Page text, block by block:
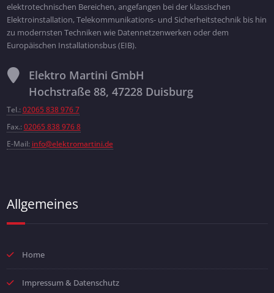
elektrotechnischen Bereichen, angefangen bei der klassischen
Elektroinstallation, Telekommunikations- und Sicherheitstechnik bis hin
zu modernsten Techniken wie Datennetzenwerken oder dem
Europäischen Installationsbus (EIB).
Elektro Martini GmbH
Hochstraße 88, 47228 Duisburg
Tel.: 02065 838 976 7
Fax.: 02065 838 976 8
E-Mail: info@elektromartini.de
Allgemeines
Home
Impressum & Datenschutz